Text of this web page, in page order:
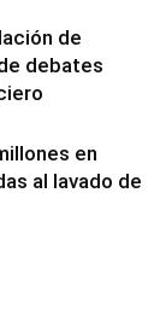
de
debates
en
al lavado de